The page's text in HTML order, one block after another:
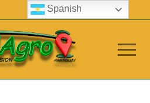
Spanish